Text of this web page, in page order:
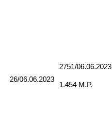
26/06.06.2023
2751/06.06.2023
1.454 M.P.